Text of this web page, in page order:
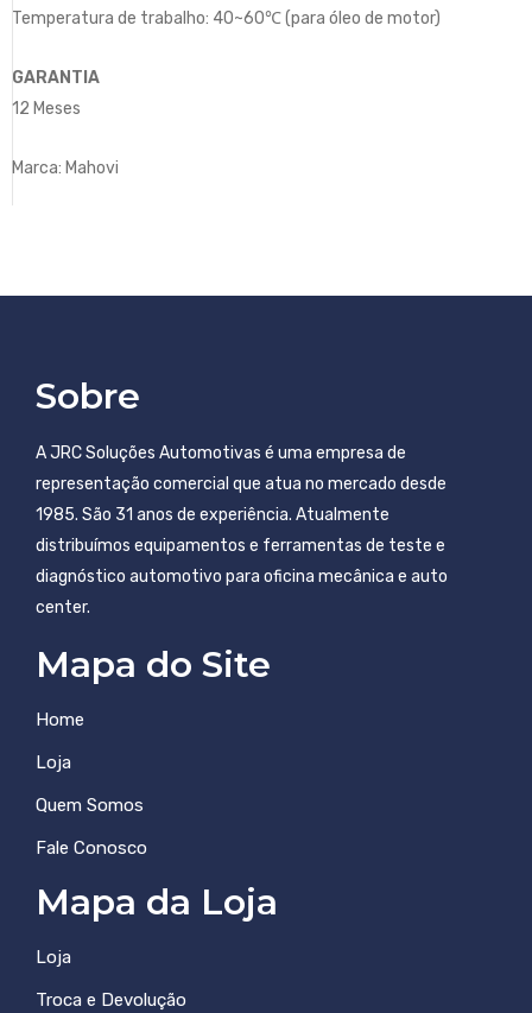
Temperatura de trabalho: 40~60℃ (para óleo de motor)
GARANTIA
12 Meses
Marca: Mahovi
Sobre
A JRC Soluções Automotivas é uma empresa de
representação comercial que atua no mercado desde
1985. São 31 anos de experiência. Atualmente
distribuímos equipamentos e ferramentas de teste e
diagnóstico automotivo para oficina mecânica e auto
center.
Mapa do Site
Home
Loja
Quem Somos
Fale Conosco
Mapa da Loja
Loja
Troca e Devolução